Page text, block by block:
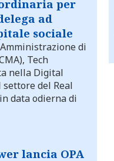
per
ad
sociale
di
Tech
nella Digital
del Real
data odierna di
lancia OPA